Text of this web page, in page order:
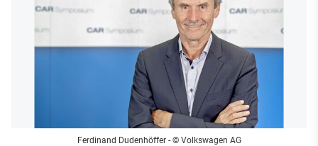
Ferdinand Dudenhöffer- © Volkswagen AG